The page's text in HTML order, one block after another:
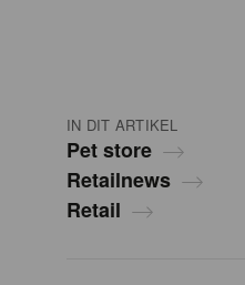
IN DIT ARTIKEL
Pet store
Retailnews
Retail